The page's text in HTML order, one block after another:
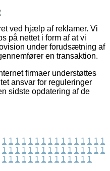
ved hjælp af reklamer. Vi
på nettet i form af at vi
under forudsætning af
en transaktion.
firmaer understøttes
ansvar for reguleringer
sidste opdatering af de
1 1 1 1 1 1 1 1 1 1 1 1 1 1 1 1
1 1 1 1 1 1 1 1 1 1 1 1 1 1 1 1
1 1 1 1 1 1 1 1 1 1 1 1 1 1